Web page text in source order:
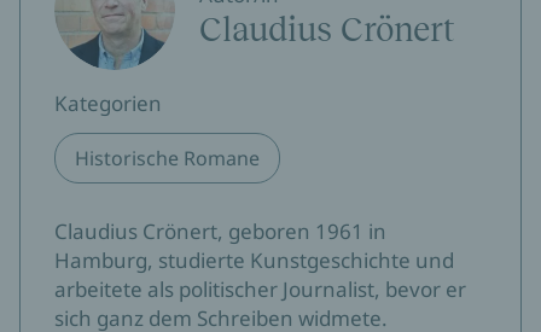
Claudius Crönert
Kategorien
Historische Romane
Claudius Crönert, geboren 1961 in
Hamburg, studierte Kunstgeschichte und
arbeitete als politischer Journalist, bevor er
sich ganz dem Schreiben widmete.